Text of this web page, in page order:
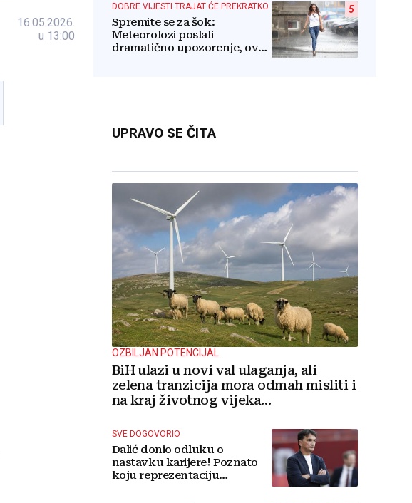
16.05.2026.
u 13:00
5
DOBRE VIJESTI TRAJAT ĆE PREKRATKO
Spremite se za šok:
Meteorolozi poslali
dramatično upozorenje, ovo
UPRAVO SE ČITA
OZBILJAN POTENCIJAL
BiH ulazi u novi val ulaganja, ali
zelena tranzicija mora odmah misliti i
na kraj životnog vijeka
SVE DOGOVORIO
Dalić donio odluku o
nastavku karijere! Poznato
koju reprezentaciju